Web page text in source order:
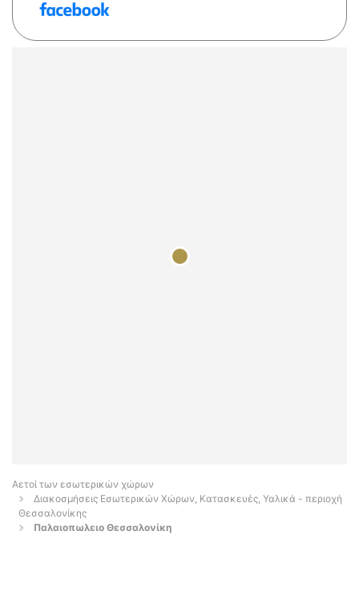
Αετοί των εσωτερικών χώρων
Διακοσμήσεις Εσωτερικών Χώρων, Κατασκευές, Υαλικά - περιοχή
Θεσσαλονίκης
Παλαιοπωλειο Θεσσαλονίκη